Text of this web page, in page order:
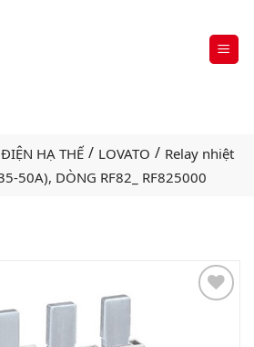
HẠ THẾ / LOVATO / Relay nhiệt
50A), DÒNG RF82_ RF825000